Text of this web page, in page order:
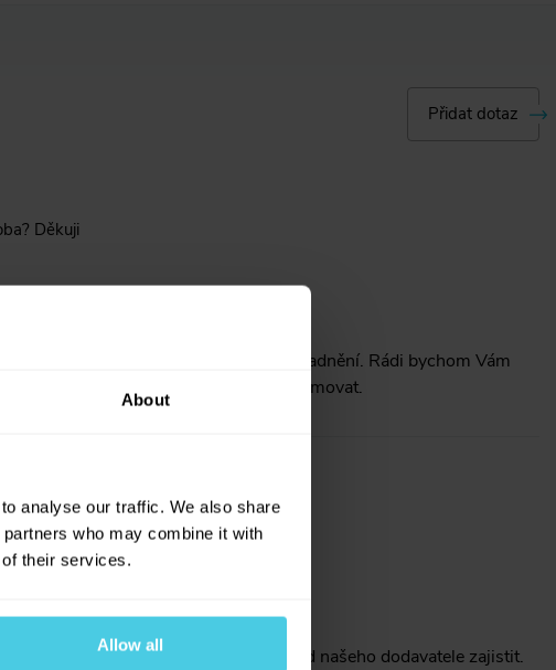
About
analyse our traffic. We also share
who may combine it with
their services.
Allow all
Přidat dotaz
Děkuji
neznáme termín opětovného naskladnění. Rádi bychom Vám
jej naskladníme, budeme Vás informovat.
době ji bohužel ani nejsme schopni od našeho dodavatele zajistit.